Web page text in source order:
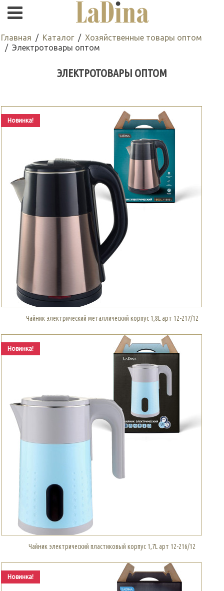
Главная Каталог
Хозяйственные товары оптом
Электротовары оптом
ЭЛЕКТРОТОВАРЫ ОПТОМ
Новинка!
Чайник электрический металлический корпус 1,8L арт 12-217/12
Новинка!
Чайник электрический пластиковый корпус 1,7L арт 12-216/12
Новинка!